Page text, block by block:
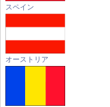
スペイン
オーストリア